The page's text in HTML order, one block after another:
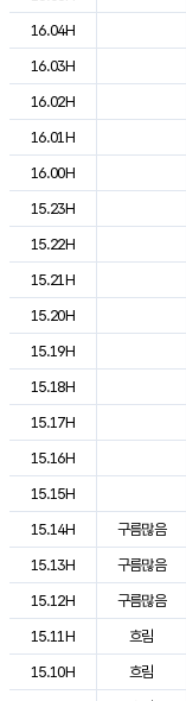
16.04H
16.03H
16.02H
16.01H
16.00H
15.23H
15.22H
15.21H
15.20H
15.19H
15.18H
15.17H
15.16H
15.15H
15.14H
구름많음
15.13H
구름많음
15.12H
구름많음
15.11H
흐림
15.10H
흐림